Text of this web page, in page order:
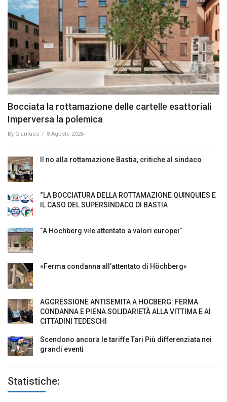
Bocciata la rottamazione delle cartelle esattoriali
Imperversa la polemica
By Gianluca / 8 Agosto 2026
Il no alla rottamazione Bastia, critiche al sindaco
“LA BOCCIATURA DELLA ROTTAMAZIONE QUINQUIES E
IL CASO DEL SUPERSINDACO DI BASTIA
“A Höchberg vile attentato a valori europei”
«Ferma condanna all’attentato di Höchberg»
AGGRESSIONE ANTISEMITA A HÖCBERG: FERMA
CONDANNA E PIENA SOLIDARIETÀ ALLA VITTIMA E AI
CITTADINI TEDESCHI
Scendono ancora le tariffe Tari Più differenziata nei
grandi eventi
Statistiche: